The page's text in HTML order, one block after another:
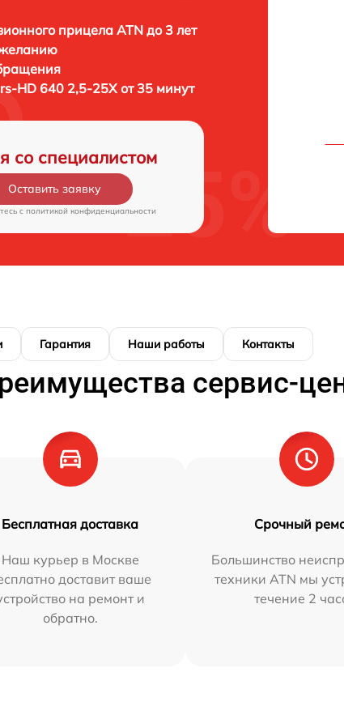
прицела ATN до 3 лет
HD 640 2,5-25X от 35 минут
со специалистом
Оставить заявку
c политикой конфиденциальности
Гарантия Наши работы Контакты
сервис-
Бесплатная доставка
Наш курьер в Москве
доставит ваше
на ремонт и
обратно.
Срочный
Большинство
техники ATN мы
течение 2